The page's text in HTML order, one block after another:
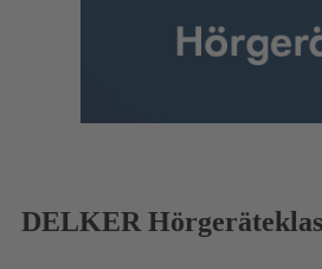
DELKER